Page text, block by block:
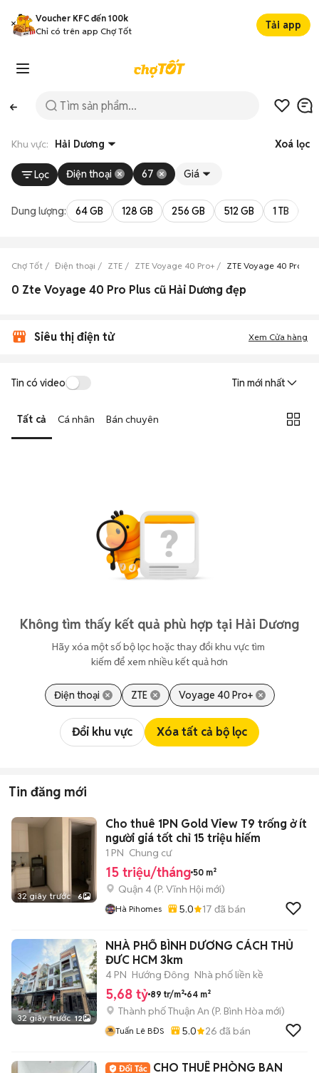
Voucher KFC đến 100k
Chỉ có trên app Chợ Tốt
Tải app
Khu vực: Hải Dương Xoá lọc
Lọc Điện thoại 67 Giá
Dung lượng: 64 GB 128 GB 256 GB 512 GB 1 TB
Chợ Tốt Điện thoại ZTE ZTE Voyage 40 Pro+ ZTE Voyage 40 Pro+
0 Zte Voyage 40 Pro Plus cũ Hải Dương đẹp
Siêu thị điện tử Xem Cửa hàng
Tin có video Tin mới nhất
Tất cả Cá nhân Bán chuyên
Không tìm thấy kết quả phù hợp tại Hải Dương
Hãy xóa một số bộ lọc hoặc thay đổi khu vực tìm
kiếm để xem nhiều kết quả hơn
Điện thoại ZTE Voyage 40 Pro+
Đổi khu vực Xóa tất cả bộ lọc
Tin đăng mới
32 giây trước 6
Cho thuê 1PN Gold View T9 trống ở ít
người giá tốt chỉ 15 triệu hiếm
1 PN Chung cư
15 triệu/tháng 50 m²
Quận 4 (P. Vĩnh Hội mới)
Hà Pihomes 5.0 17 đã bán
32 giây trước 12
NHÀ PHỐ BÌNH DƯƠNG CÁCH THỦ
ĐƯC HCM 3km
4 PN Hướng Đông Nhà phố liền kề
5,68 tỷ 89 tr/m² 64 m²
Thành phố Thuận An (P. Bình Hòa mới)
Tuấn Lê BĐS 5.0 26 đã bán
CHO THUÊ PHÒNG BAN